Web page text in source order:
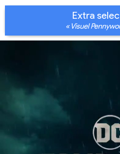
Extra
« Visuel